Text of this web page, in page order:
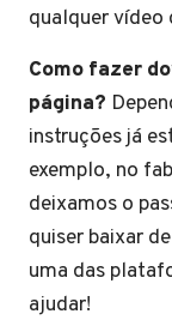
qualquer vídeo
Como fazer
página?
instruções já
exemplo, no
deixamos o
quiser baixar
uma das
ajudar!